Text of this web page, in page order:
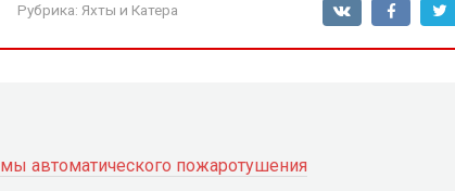
Рубрика: Яхты и Катера
автоматического пожаротушения